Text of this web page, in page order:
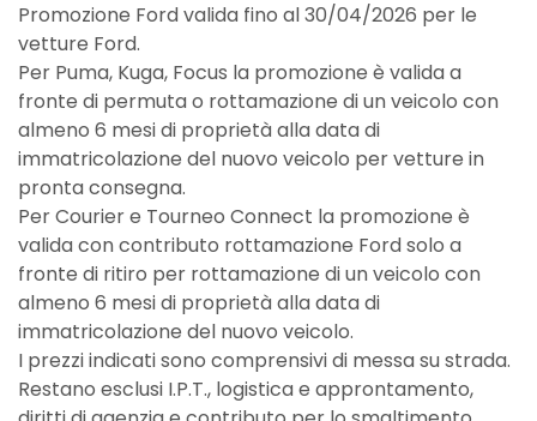
Promozione Ford valida fino al 30/04/2026 per le
vetture Ford.
Per Puma, Kuga, Focus la promozione è valida a
fronte di permuta o rottamazione di un veicolo con
almeno 6 mesi di proprietà alla data di
immatricolazione del nuovo veicolo per vetture in
pronta consegna.
Per Courier e Tourneo Connect la promozione è
valida con contributo rottamazione Ford solo a
fronte di ritiro per rottamazione di un veicolo con
almeno 6 mesi di proprietà alla data di
immatricolazione del nuovo veicolo.
I prezzi indicati sono comprensivi di messa su strada.
Restano esclusi I.P.T., logistica e approntamento,